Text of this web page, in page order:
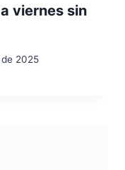
viernes sin
2025